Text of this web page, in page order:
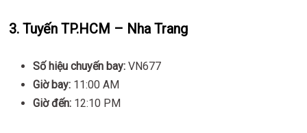
3.Tuyến TP.HCM – Nha Trang
Số hiệu chuyến bay: VN677
Giờ bay: 11:00 AM
Giờ đến: 12:10 PM